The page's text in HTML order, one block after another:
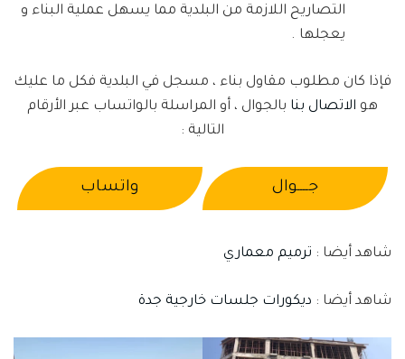
التصاريح اللازمة من البلدية مما يسهل عملية البناء و
يعجلها .
فإذا كان مطلوب مقاول بناء ، مسجل في البلدية فكل ما عليك
هو الاتصال بنا بالجوال ، أو المراسلة بالواتساب عبر الأرقام
التالية :
جــــوال واتساب
شاهد أيضا : ترميم معماري
شاهد أيضا : ديكورات جلسات خارجية جدة